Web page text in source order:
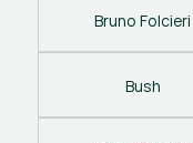
Bruno Folcieri
Bush